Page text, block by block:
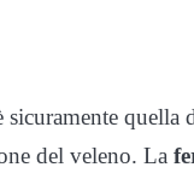
sicuramente quella
del veleno. La